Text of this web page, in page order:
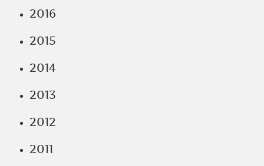
2016
2015
2014
2013
2012
2011